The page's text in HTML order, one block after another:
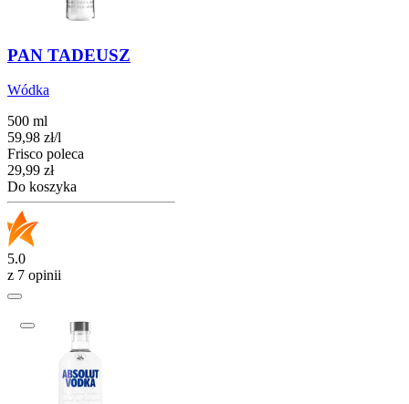
PAN TADEUSZ
Wódka
500 ml
59,98 zł/l
Frisco poleca
Cena
29,99 zł
Do koszyka
5.0
z 7 opinii